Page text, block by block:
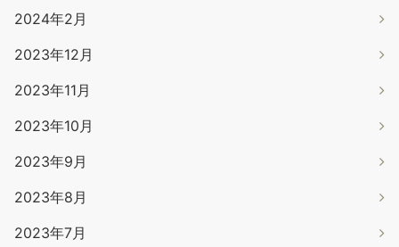
2024年2月
2023年12月
2023年11月
2023年10月
2023年9月
2023年8月
2023年7月